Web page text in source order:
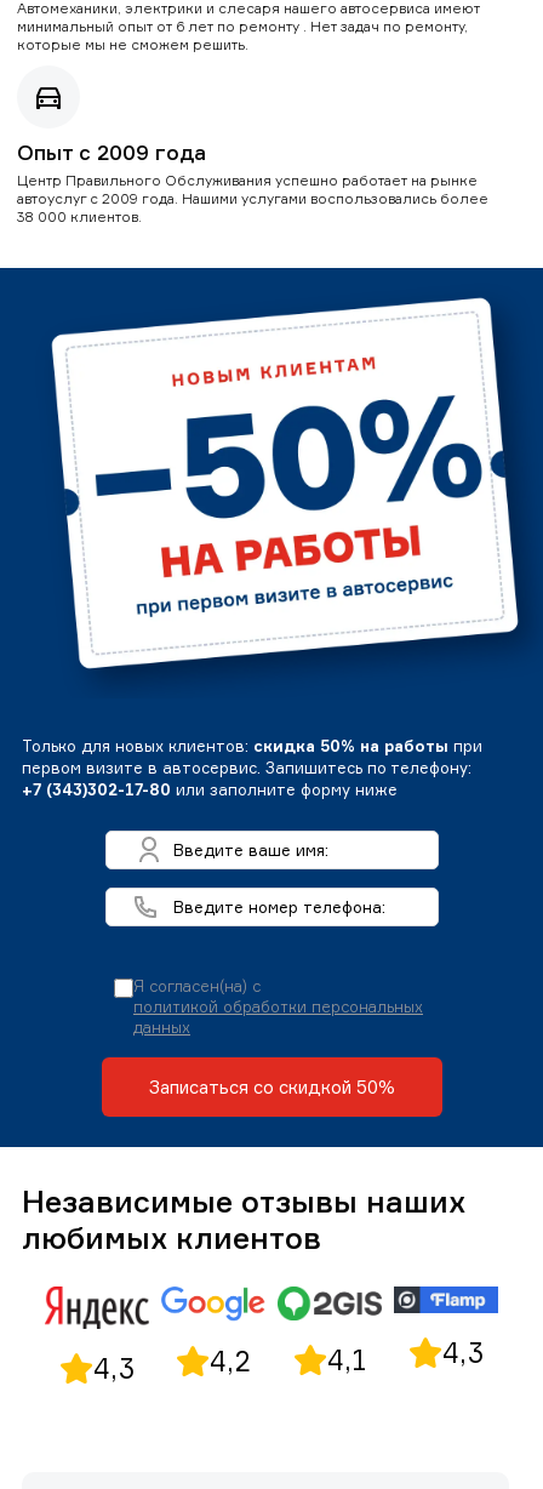
Автомеханики, электрики и слесаря нашего автосервиса имеют
минимальный опыт от 6 лет по ремонту . Нет задач по ремонту,
которые мы не сможем решить.
Опыт с 2009 года
Центр Правильного Обслуживания успешно работает на рынке
автоуслуг с 2009 года. Нашими услугами воспользовались более
38 000 клиентов.
Только для новых клиентов: скидка 50% на работы при
первом визите в автосервис. Запишитесь по телефону:
+7 (343)302-17-80 или заполните форму ниже
Я согласен(на) с
политикой обработки персональных
данных
Записаться со скидкой 50%
Независимые отзывы наших
любимых клиентов
4,3 4,2 4,1 4,3